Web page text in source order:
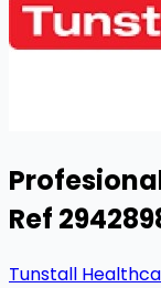
Ref
Tunstall